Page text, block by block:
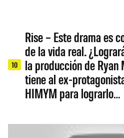
10
Rise – Este drama es
de la vida real.
la producción de Ryan
tiene al ex-
HIMYM para lograrlo…